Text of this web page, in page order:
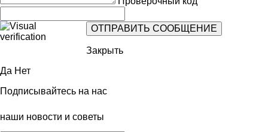
Закрыть
Да Нет
Подписывайтесь на нас
наши новости и советы